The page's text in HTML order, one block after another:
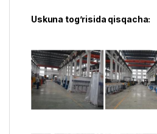
Uskuna tog’risida qisqacha: